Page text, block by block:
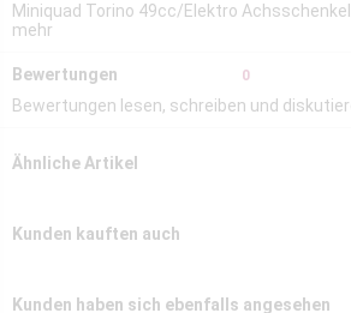
Miniquad Torino 49cc/Elektro
mehr
Bewertungen 0
Bewertungen lesen, schreiben und
Ähnliche Artikel
Kunden kauften auch
Kunden haben sich ebenfalls angesehen